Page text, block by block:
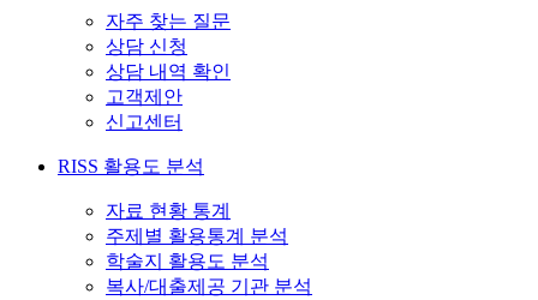
자주 찾는 질문
상담 신청
상담 내역 확인
고객제안
신고센터
RISS 활용도 분석
자료 현황 통계
주제별 활용통계 분석
학술지 활용도 분석
복사/대출제공 기관 분석